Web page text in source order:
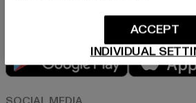
Play market
INDIVIDUAL
ACCEPT